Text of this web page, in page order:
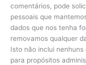
comentários, pode
pessoais que
dados que nos tenha
removamos qualquer
Isto não inclui
para propósitos